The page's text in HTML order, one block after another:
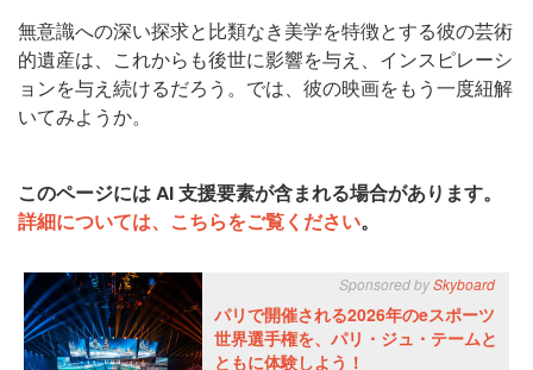
無意識への深い探求と比類なき美学を特徴とする彼の芸術
的遺産は、これからも後世に影響を与え、インスピレーシ
ョンを与え続けるだろう。では、彼の映画をもう一度紐解
いてみようか。
このページには AI 支援要素が含まれる場合があります。
詳細については、こちらをご覧ください。